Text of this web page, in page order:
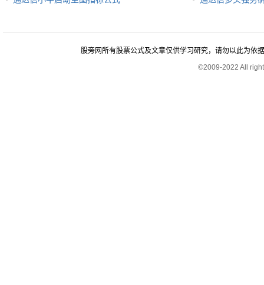
股旁网所有股票公式及文章仅供学习研究，请勿以此为依
©2009-2022 All